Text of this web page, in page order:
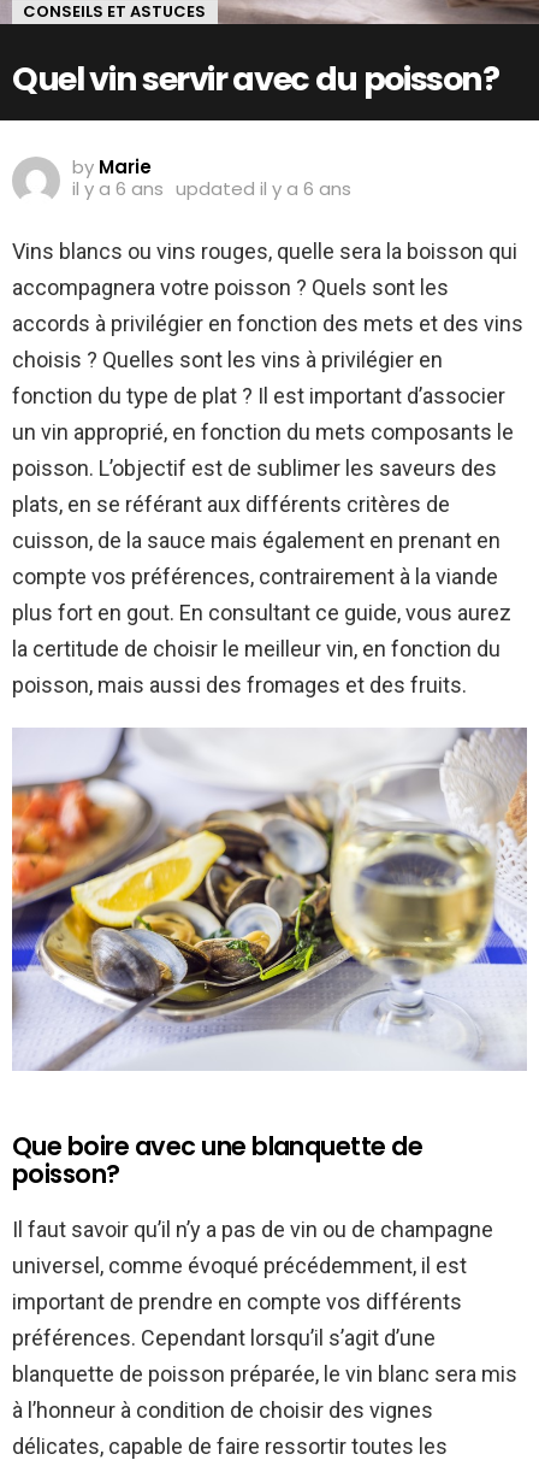
CONSEILS ET ASTUCES
Quel vin servir avec du poisson?
by Marie
il y a 6 ans updated il y a 6 ans
Vins blancs ou vins rouges, quelle sera la boisson qui
accompagnera votre poisson ? Quels sont les
accords à privilégier en fonction des mets et des vins
choisis ? Quelles sont les vins à privilégier en
fonction du type de plat ? Il est important d’associer
un vin approprié, en fonction du mets composants le
poisson. L’objectif est de sublimer les saveurs des
plats, en se référant aux différents critères de
cuisson, de la sauce mais également en prenant en
compte vos préférences, contrairement à la viande
plus fort en gout. En consultant ce guide, vous aurez
la certitude de choisir le meilleur vin, en fonction du
poisson, mais aussi des fromages et des fruits.
Que boire avec une blanquette de
poisson?
Il faut savoir qu’il n’y a pas de vin ou de champagne
universel, comme évoqué précédemment, il est
important de prendre en compte vos différents
préférences. Cependant lorsqu’il s’agit d’une
blanquette de poisson préparée, le vin blanc sera mis
à l’honneur à condition de choisir des vignes
délicates, capable de faire ressortir toutes les